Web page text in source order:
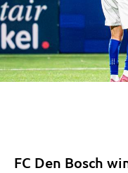
FC Den Bosch